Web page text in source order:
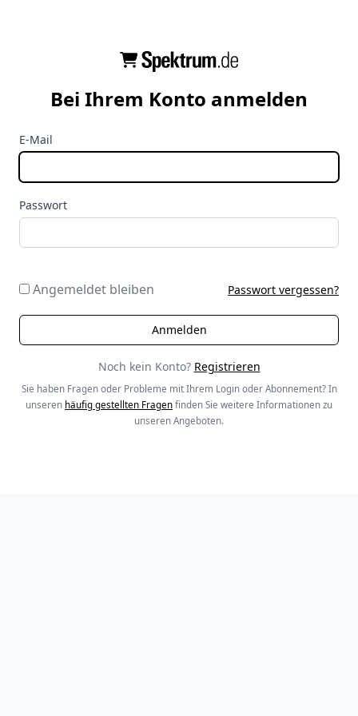
Bei Ihrem Konto anmelden
E-Mail
Passwort
Angemeldet bleiben Passwort vergessen?
Noch kein Konto? Registrieren
Sie haben Fragen oder Probleme mit Ihrem Login oder Abonnement? In
unseren häufig gestellten Fragen finden Sie weitere Informationen zu
unseren Angeboten.